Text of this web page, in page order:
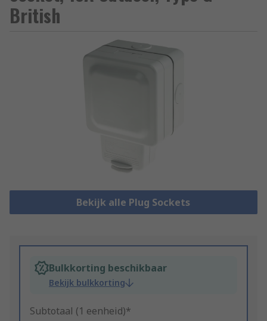
British
Bekijk alle Plug Sockets
Bulkkorting beschikbaar
Bekijk bulkkorting
Subtotaal (1 eenheid)*